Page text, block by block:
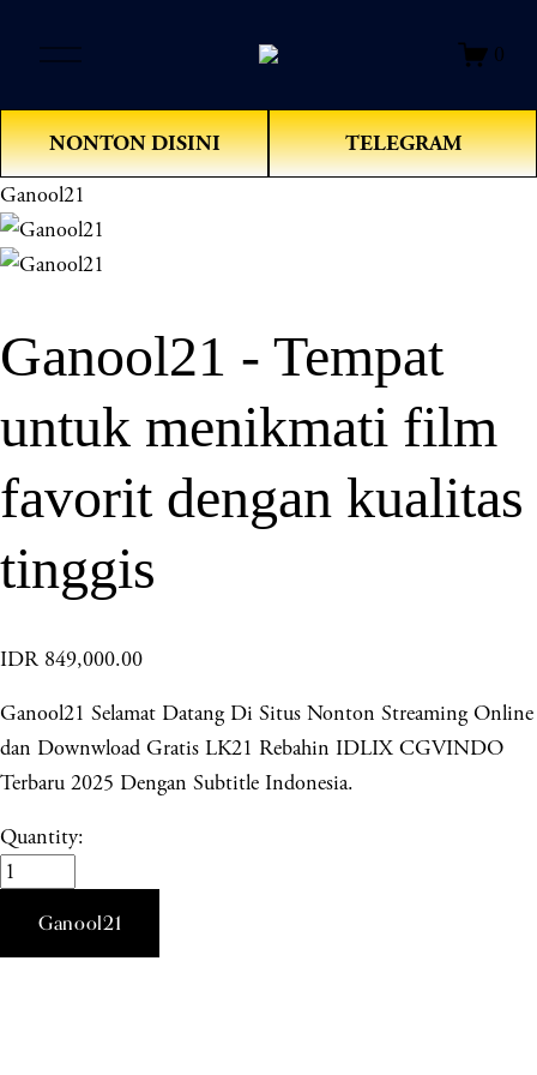
e
n
M
e
u
0
NONTON DISINI TELEGRAM
Ganool21
Ganool21 - Tempat
untuk menikmati film
favorit dengan kualitas
tinggis
IDR 849,000.00
Ganool21 Selamat Datang Di Situs Nonton Streaming Online
dan Downwload Gratis LK21 Rebahin IDLIX CGVINDO
Terbaru 2025 Dengan Subtitle Indonesia.
Quantity:
Ganool21